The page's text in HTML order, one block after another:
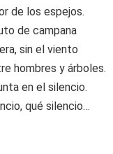
de los espejos.
de campana
sin el viento
hombres y árboles.
en el silencio.
qué silencio…